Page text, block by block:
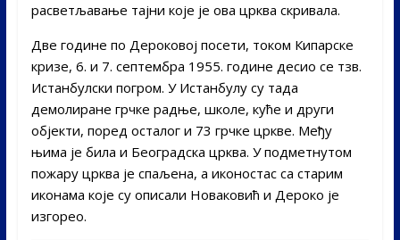
расветљавање тајни које је ова црква скривала.
Две године по Дероковој посети, током Кипарске
кризе, 6. и 7. септембра 1955. године десио се тзв.
Истанбулски погром. У Истанбулу су тада
демолиране грчке радње, школе, куће и други
објекти, поред осталог и 73 грчке цркве. Међу
њима је била и Београдска црква. У подметнутом
пожару црква је спаљена, а иконостас са старим
иконама које су описали Новаковић и Дероко је
изгорео.